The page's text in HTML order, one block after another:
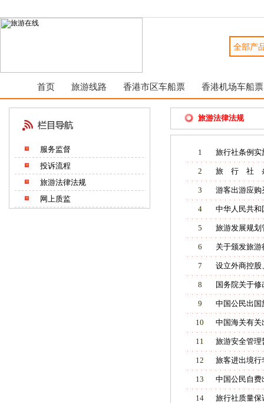
首页 旅游线路 香港市区车船票 香港机场车船票
服务监督
投诉流程
旅游法律法规
网上质监
旅游法律法规
1 旅行社条例实
2 旅 行 社
3 游客出游应购
4 中华人民共和
5 旅游发展规划
6 关于颁发旅
7 设立外商控股
8 国务院关于
9 中国公民出国
10 中国海关有关
11 旅游安全管理
12 旅客进出境行
13 中国公民自费
14 旅行社质量保